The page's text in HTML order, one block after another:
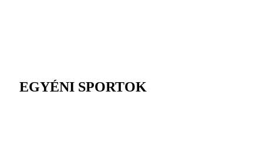
EGYÉNI SPORTOK